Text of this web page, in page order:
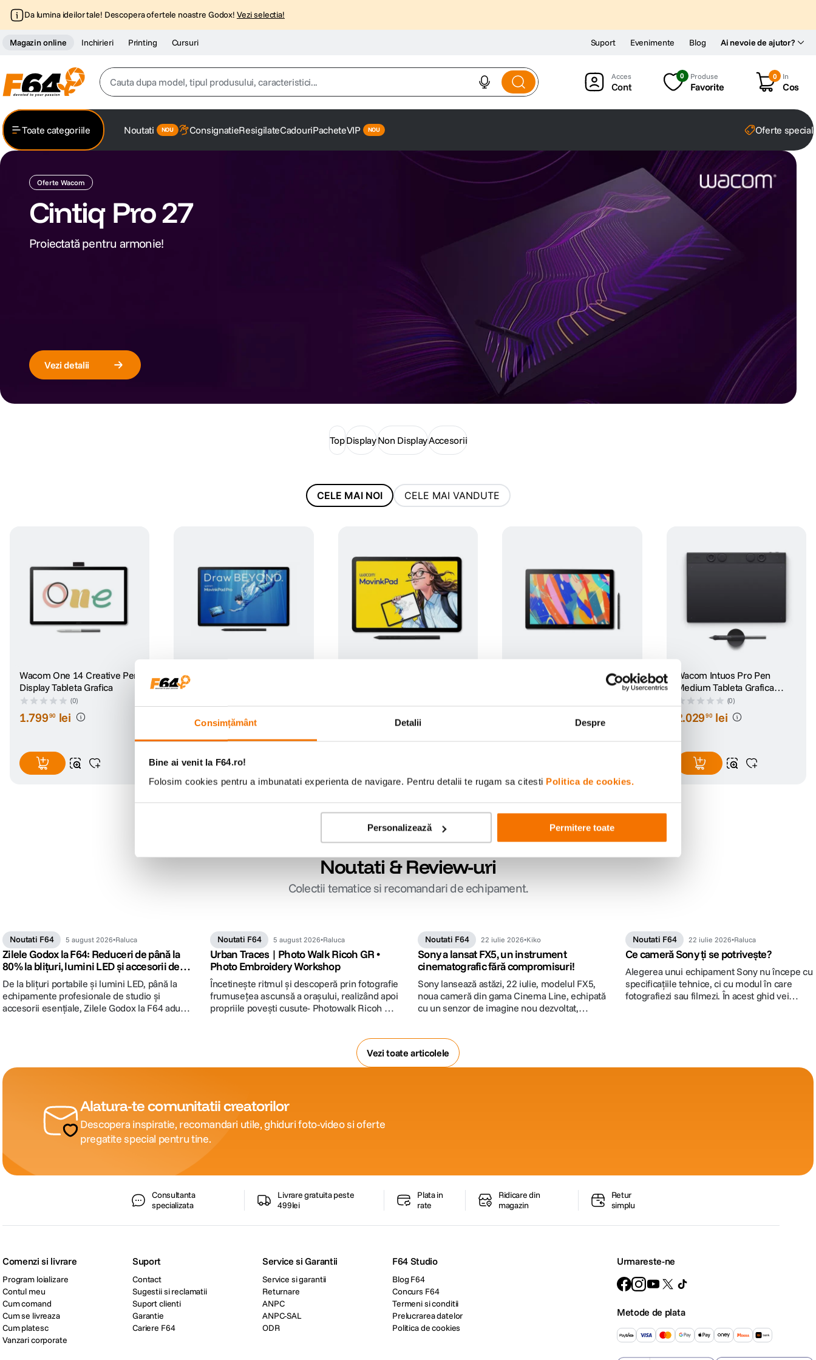
Consimțământ Detalii Despre
Bine ai venit la F64.ro!
Folosim cookies pentru a imbunatati experienta de navigare. Pentru detalii te rugam sa citesti Politica de cookies.
Personalizează Permitere toate
Da lumina ideilor tale! Descopera ofertele noastre Godox! Vezi selectia!
Magazin online Inchirieri Printing Cursuri Ai nevoie de ajutor?
Suport Evenimente Blog
Cauta dupa model, tipul produsului, caracteristici...
3 trepied telefon
8.
9.
Cont
0 Produse
Favorite
0 In
Cos
Toate categoriile Noutati ConsignatieResigilateCadouriPacheteVIP Oferte
Oferte Wacom
Cintiq Pro 27
Proiectată pentru armonie!
Vezi detalii
TopDisplayNon DisplayAccesorii
CELE MAI NOI CELE MAI VANDUTE
Wacom One 14 Creative Pen
Display Tableta Grafica
(0)
1.79990 lei
Wacom Movink Pad Pro 14
Tableta Grafica cu Android si
699 lei lei
Wacom Intuos Pro Pen
Medium Tableta Grafica
Negru
(0)
2.02990 lei
Noutati & Review-uri
Colectii tematice si recomandari de echipament.
Noutati F64 5 august 2026 Raluca
Zilele Godox la F64: Reduceri de până la
80% la blițuri, lumini LED și accesorii de
studio
De la blițuri portabile și lumini LED, până la
echipamente profesionale de studio și
accesorii esențiale, Zilele Godox la F64 aduc
Noutati F64 5 august 2026 Raluca
Urban Traces | Photo Walk Ricoh GR •
Photo Embroidery Workshop
Încetineşte ritmul şi descoperă prin fotografie
frumuseţea ascunsă a oraşului, realizând apoi
propriile poveşti cusute- Photowalk Ricoh GR
Noutati F64 22 iulie 2026 Kiko
Sony a lansat FX5, un instrument
cinematografic fără compromisuri!
Sony lansează astăzi, 22 iulie, modelul FX5,
noua cameră din gama Cinema Line, echipată
cu un senzor de imagine nou dezvoltat,
îmbunătățite. Detalii pe www.F64.ro
Noutati F64 22 iulie 2026 Raluca
Ce cameră Sony ți se potrivește?
Alegerea unui echipament Sony nu începe cu
specificațiile tehnice, ci cu modul în care
fotografiezi sau filmezi. În acest ghid vei
Vezi toate articolele
Alatura-te comunitatii creatorilor
Descopera inspiratie, recomandari utile, ghiduri foto-video si oferte
pregatite special pentru tine.
Consultanta
specializata
Livrare gratuita peste
499lei
Plata in
rate
Ridicare din
magazin
Retur
simplu
Comenzi si livrare
Program loializare
Contul meu
Cum comand
Cum se livreaza
Cum platesc
Vanzari corporate
Suport
Contact
Sugestii si reclamatii
Suport clienti
Garantie
Cariere F64
Service si Garantii
Service si garantii
Returnare
ANPC
ANPC-SAL
ODR
F64 Studio
Blog F64
Concurs F64
Termeni si conditii
Prelucrarea datelor
Politica de cookies
Urmareste-ne
Metode de plata